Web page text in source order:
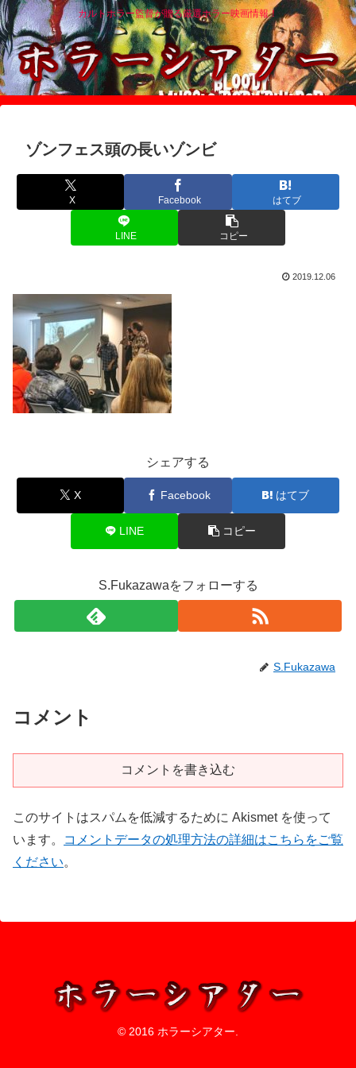
カルトホラー監督が贈る厳選ホラー映画情報！
ゾンフェス頭の長いゾンビ
X Facebook はてブ
LINE コピー
2019.12.06
シェアする
X Facebook はてブ
LINE コピー
S.Fukazawaをフォローする
S.Fukazawa
コメント
コメントを書き込む
このサイトはスパムを低減するために Akismet を使って
います。
コメントデータの処理方法の詳細はこちらをご覧
ください。
© 2016 ホラーシアター.